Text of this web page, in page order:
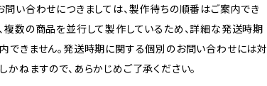
問い合わせにつきましては、製作待ちの順番はご案内でき
複数の商品を並行して製作しているため、詳細な発送時期
できません。発送時期に関する個別のお問い合わせには対
かねますので、あらかじめご了承ください。